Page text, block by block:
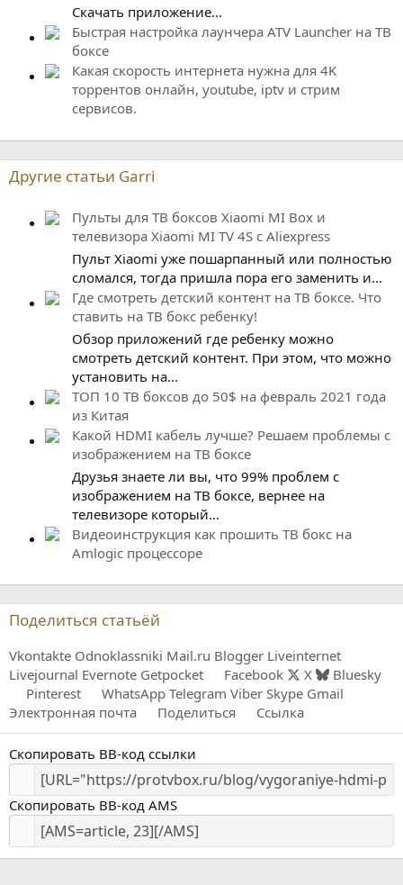
Скачать приложение...
Быстрая настройка лаунчера ATV Launcher на ТВ
боксе
Какая скорость интернета нужна для 4K
торрентов онлайн, youtube, iptv и стрим
сервисов.
Другие статьи Garri
Пульты для ТВ боксов Xiaomi MI Box и
телевизора Xiaomi MI TV 4S с Aliexpress
Пульт Xiaomi уже пошарпанный или полностью
сломался, тогда пришла пора его заменить и...
Где смотреть детский контент на ТВ боксе. Что
ставить на ТВ бокс ребенку!
Обзор приложений где ребенку можно
смотреть детский контент. При этом, что можно
установить на...
ТОП 10 ТВ боксов до 50$ на февраль 2021 года
из Китая
Какой HDMI кабель лучше? Решаем проблемы с
изображением на ТВ боксе
Друзья знаете ли вы, что 99% проблем с
изображением на ТВ боксе, вернее на
телевизоре который...
Видеоинструкция как прошить ТВ бокс на
Amlogic процессоре
Поделиться статьёй
Vkontakte Odnoklassniki Mail.ru Blogger Liveinternet
Livejournal Evernote Getpocket Facebook X
Bluesky
Pinterest
WhatsApp Telegram Viber Skype Gmail
Электронная почта
Поделиться Ссылка
Скопировать BB-код ссылки
Скопировать BB-код AMS